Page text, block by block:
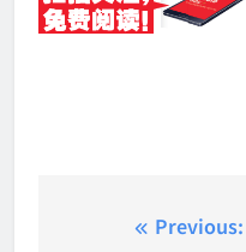
Previous: